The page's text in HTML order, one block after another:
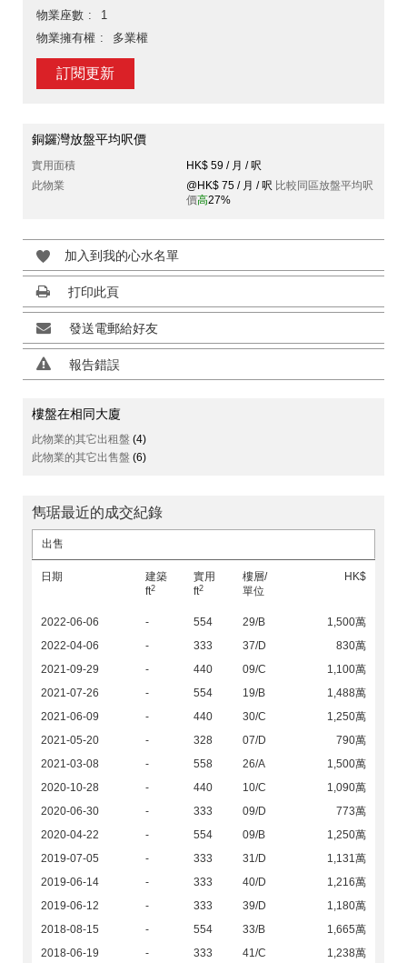
物業座數
1
物業擁有權
多業權
訂閱更新
銅鑼灣放盤平均呎價
實用面積
HK$ 59 / 月 / 呎
此物業
@HK$ 75 / 月 / 呎 比較同區放盤平均呎
價高27%
加入到我的心水名單
打印此頁
發送電郵給好友
報告錯誤
樓盤在相同大廈
此物業的其它出租盤 (4)
此物業的其它出售盤 (6)
雋琚最近的成交紀錄
出售
日期
建築
ft2
實用
ft2
樓層/
單位
HK$
2022-06-06 - 554 29/B
1,500萬
2022-04-06
- 333 37/D
830萬
2021-09-29
- 440 09/C
1,100萬
2021-07-26
- 554 19/B
1,488萬
2021-06-09
- 440 30/C
1,250萬
2021-05-20
- 328 07/D
790萬
2021-03-08
- 558 26/A
1,500萬
2020-10-28
- 440 10/C
1,090萬
2020-06-30
- 333 09/D
773萬
2020-04-22
- 554 09/B
1,250萬
2019-07-05
- 333 31/D
1,131萬
2019-06-14
- 333 40/D
1,216萬
2019-06-12
- 333 39/D
1,180萬
2018-08-15
- 554 33/B
1,665萬
2018-06-19
- 333 41/C 1,238萬